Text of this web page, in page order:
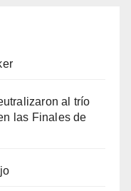
al trío
las Finales de